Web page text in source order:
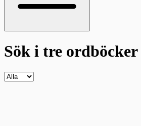
Sök i tre ordböcker